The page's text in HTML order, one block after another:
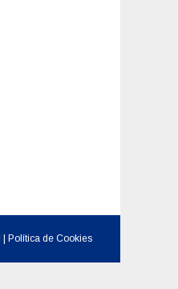
Política de Cookies